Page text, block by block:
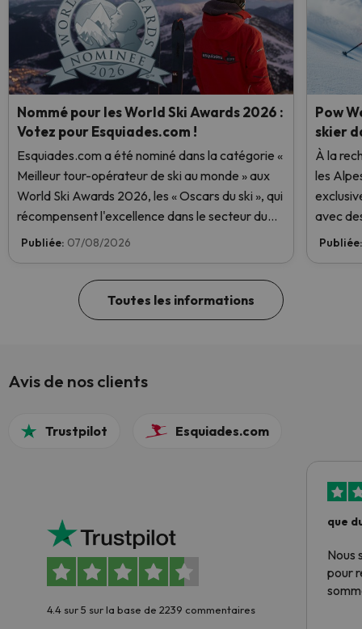
Nommé pour les World Ski Awards 2026 :
Votez pour Esquiades.com !
Esquiades.com a été nominé dans la catégorie «
Meilleur tour-opérateur de ski au monde » aux
World Ski Awards 2026, les « Oscars du ski », qui
récompensent l'excellence dans le secteur du
ski. Votez dès maintenant et aidez-nous à
Publiée: 07/08/2026
Pow
skier
À la
les
avec
Toutes les informations
Avis de nos clients
Trustpilot Esquiades.com
4.4 sur 5 sur la base de 2239 commentaires
que
Nous
pour